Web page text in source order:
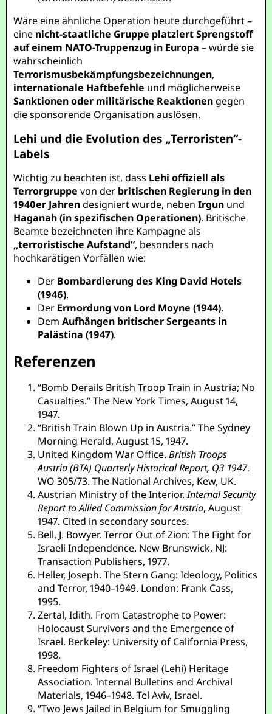
Wäre eine ähnliche Operation heute durchgeführt –
eine nicht-staatliche Gruppe platziert Sprengstoff
auf einem NATO-Truppenzug in Europa – würde sie
wahrscheinlich
Terrorismusbekämpfungsbezeichnungen,
internationale Haftbefehle und möglicherweise
Sanktionen oder militärische Reaktionen gegen
die sponsorende Organisation auslösen.
Lehi und die Evolution des „Terroristen“-
Labels
Wichtig zu beachten ist, dass Lehi offiziell als
Terrorgruppe von der britischen Regierung in den
1940er Jahrendesigniert wurde, nebenIrgun und
Haganah (in spezifischen Operationen). Britische
Beamte bezeichneten ihre Kampagne als
„terroristische Aufstand“, besonders nach
hochkarätigen Vorfällen wie:
Der Bombardierung des King David Hotels
(1946).
Der Ermordung von Lord Moyne (1944).
DemAufhängen britischer Sergeants in
Palästina (1947).
Referenzen
“Bomb Derails British Troop Train in Austria; No
Casualties.” The New York Times, August 14,
1947.
“British Train Blown Up in Austria.” The Sydney
Morning Herald, August 15, 1947.
United Kingdom War Office.British Troops
Austria (BTA) Quarterly Historical Report, Q3 1947.
WO 305/73. The National Archives, Kew, UK.
Austrian Ministry of the Interior.Internal Security
Report to Allied Commission for Austria, August
1947. Cited in secondary sources.
Bell, J. Bowyer. Terror Out of Zion: The Fight for
Israeli Independence. New Brunswick, NJ:
Transaction Publishers, 1977.
Heller, Joseph. The Stern Gang: Ideology, Politics
and Terror, 1940–1949. London: Frank Cass,
1995.
Zertal, Idith. From Catastrophe to Power:
Holocaust Survivors and the Emergence of
Israel. Berkeley: University of California Press,
1998.
Freedom Fighters of Israel (Lehi) Heritage
Association. Internal Bulletins and Archival
Materials, 1946–1948. Tel Aviv, Israel.
“Two Jews Jailed in Belgium for Smuggling